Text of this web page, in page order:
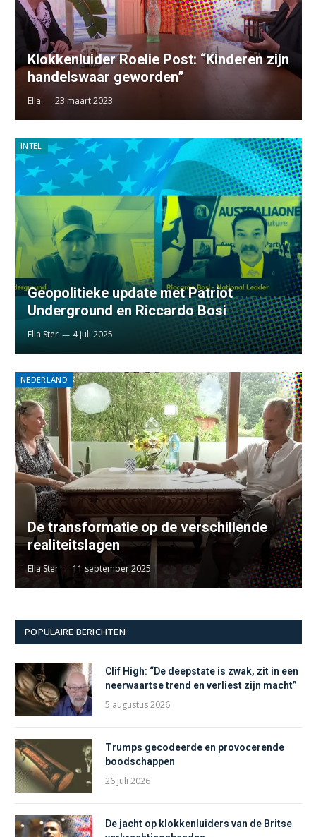
Klokkenluider Roelie Post: “Kinderen zijn
handelswaar geworden”
Ella 23 maart 2023
INTEL
Geopolitieke update met Patriot
Underground en Riccardo Bosi
Ella Ster 4 juli 2025
NEDERLAND
De transformatie op de verschillende
realiteitslagen
Ella Ster 11 september 2025
POPULAIRE BERICHTEN
Clif High: “De deepstate is zwak, zit in een
neerwaartse trend en verliest zijn macht”
5 augustus 2026
Trumps gecodeerde en provocerende
boodschappen
26 juli 2026
De jacht op klokkenluiders van de Britse